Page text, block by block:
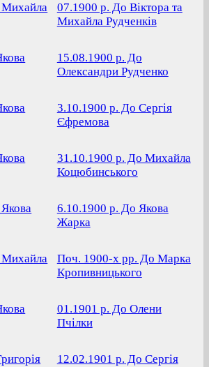
07.1900 р. До Віктора та
Михайла Рудченків
15.08.1900 р. До
Олександри Рудченко
3.10.1900 р. До Сергія
Єфремова
31.10.1900 р. До Михайла
Коцюбинського
6.10.1900 р. До Якова
Жарка
Поч. 1900-х рр. До Марка
Кропивницького
01.1901 р. До Олени
Пчілки
12.02.1901 р. До Сергія